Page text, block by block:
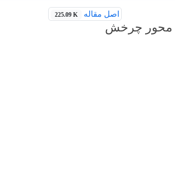
اصل مقاله 225.09 K